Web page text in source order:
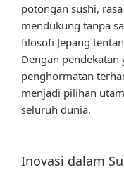
potongan sushi,
mendukung tanpa
filosofi Jepang
Dengan
penghormatan
menjadi pilihan
seluruh dunia.
Inovasi dalam